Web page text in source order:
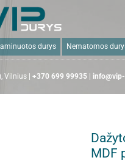
durys Nematomos
Vilnius | +370 699 99935
MDF